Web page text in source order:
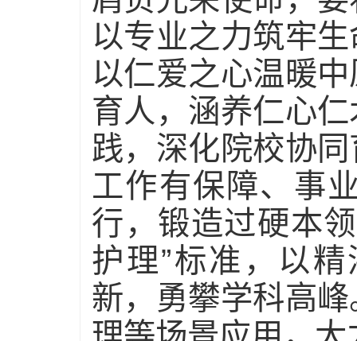
以专业之力筑牢
以仁爱之心温暖
育人，涵养仁心
践，深化院校协
工作有保障、事
行，锻造过硬本
护理”标准，以
新，勇攀学科高